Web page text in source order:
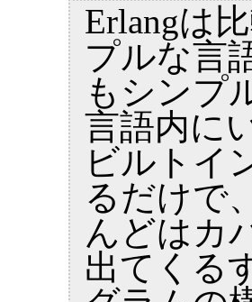
Erlangは
プルな言
もシンプ
言語内に
ビルトイ
るだけで
んどはカ
出てくる